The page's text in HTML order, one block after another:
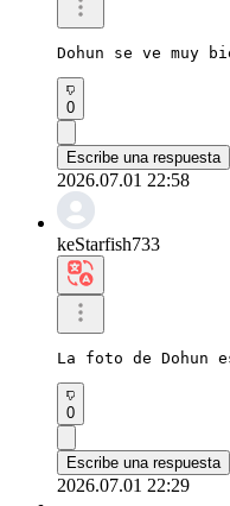
Dohun se ve muy
0
Escribe una respuesta
2026.07.01 22:58
keStarfish733
La foto de Dohun
0
Escribe una respuesta
2026.07.01 22:29